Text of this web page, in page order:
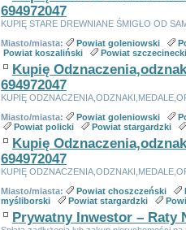
694972047
KUPIĘ STARE DREWNIANE ŚMIGŁO OD
Miasto/miasta:
Powiat goleniowski
Powiat koszaliński
Powiat szczecinecki
Kupię
694972047
KUPIĘ
Miasto/miasta:
Powiat goleniowski
Powiat policki
Powiat stargardzki
Kupię
694972047
KUPIĘ
Miasto/miasta:
Powiat choszczeński
myśliborski
Powiat stargardzki
Prywatny Inwestor – Raty